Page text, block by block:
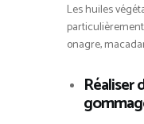
Les huiles
onagre,
Réaliser